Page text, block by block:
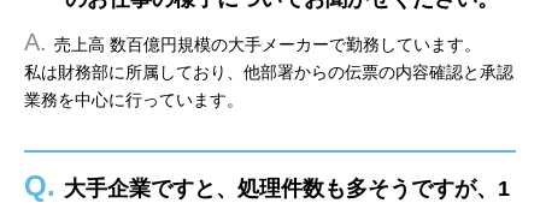
A. 売上高 数百億円規模の大手メーカーで勤務しています。
私は財務部に所属しており、他部署からの伝票の内容確認と承認
業務を中心に行っています。
Q. 大手企業ですと、処理件数も多そうですが、1